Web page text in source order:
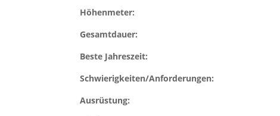
Höhenmeter:
Gesamtdauer:
Beste Jahreszeit:
Schwierigkeiten/Anforderungen:
Ausrüstung: